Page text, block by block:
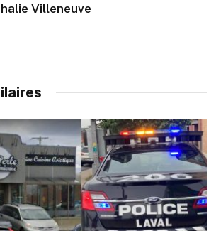
Villeneuve